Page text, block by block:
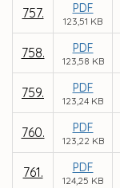
757. PDF
123,51 KB
758. PDF
123,58 KB
759. PDF
123,24 KB
760. PDF
123,22 KB
761. PDF
124,25 KB